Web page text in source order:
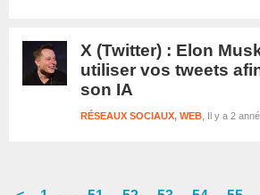
X (Twitter) : Elon
utiliser vos tweets
son IA
Il y a 2
RÉSEAUX SOCIAUX, WEB
Interim